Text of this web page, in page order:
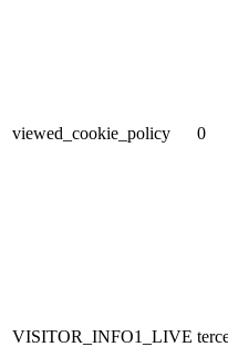
viewed_cookie_policy 0
VISITOR_INFO1_LIVE